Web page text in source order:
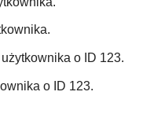
o ID 123.
o ID 123.